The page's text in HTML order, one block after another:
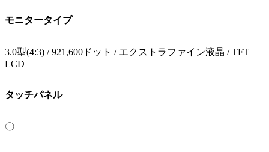
モニタータイプ
3.0型(4:3) / 921,600ドット / エクストラファイン液晶 / TFT
LCD
タッチパネル
〇